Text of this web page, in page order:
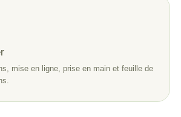
mise en ligne, prise en main et feuille de